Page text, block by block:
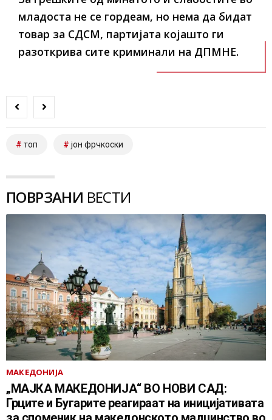
младоста не се гордеам, но нема да бидат
товар за СДСМ, партијата којашто ги
разоткрива сите криминали на ДПМНЕ.
топ јон фрчкоски
ПОВРЗАНИ ВЕСТИ
МАКЕДОНИЈА
„МАЈКА МАКЕДОНИЈА“ ВО НОВИ САД:
Грците и Бугарите реагираат на иницијативата